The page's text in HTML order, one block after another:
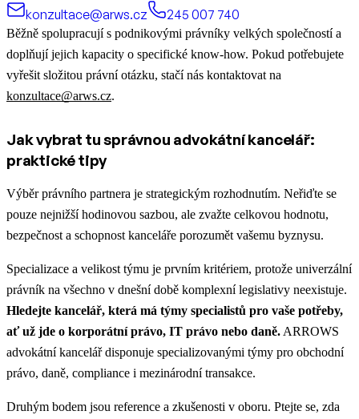
konzultace@arws.cz
245 007 740
Běžně spolupracují s podnikovými právníky velkých společností a
doplňují jejich kapacity o specifické know-how. Pokud potřebujete
vyřešit složitou právní otázku, stačí nás kontaktovat na
konzultace@arws.cz.
Jak vybrat tu správnou advokátní kancelář:
praktické tipy
Výběr právního partnera je strategickým rozhodnutím. Neřiďte se
pouze nejnižší hodinovou sazbou, ale zvažte celkovou hodnotu,
bezpečnost a schopnost kanceláře porozumět vašemu byznysu.
Specializace a velikost týmu je prvním kritériem, protože univerzální
právník na všechno v dnešní době komplexní legislativy neexistuje.
Hledejte kancelář, která má týmy specialistů pro vaše potřeby,
ať už jde o korporátní právo, IT právo nebo daně. ARROWS
advokátní kancelář disponuje specializovanými týmy pro obchodní
právo, daně, compliance i mezinárodní transakce.
Druhým bodem jsou reference a zkušenosti v oboru. Ptejte se, zda